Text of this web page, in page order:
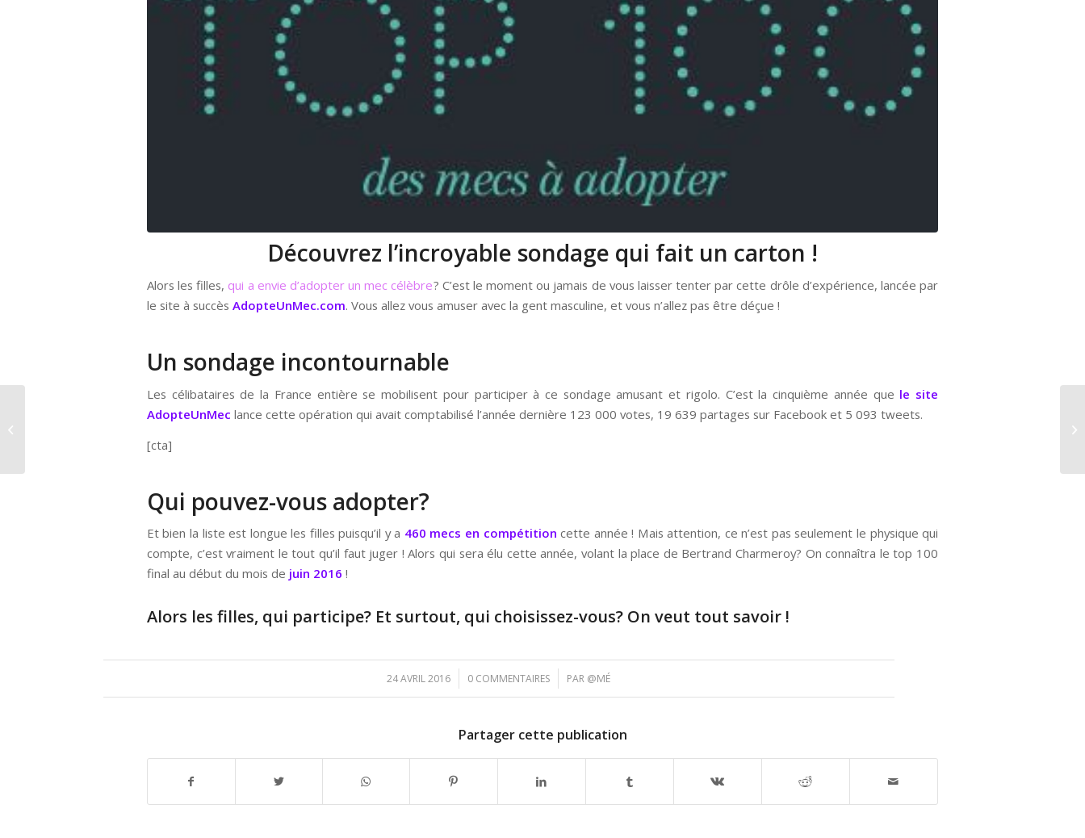
Découvrez l’incroyable sondage qui fait un carton !
Alors les filles,qui a envie d’adopter un mec célèbre? C’est le moment ou jamais de vous laisser tenter par cette drôle d’expérience, lancée par
le site à succès AdopteUnMec.com. Vous allez vous amuser avec la gent masculine, et vous n’allez pas être déçue !
Un sondage incontournable
Les célibataires de la France entière se mobilisent pour participer à ce sondage amusant et rigolo. C’est la cinquième année que le site
AdopteUnMec lance cette opération qui avait comptabilisé l’année dernière 123 000 votes, 19 639 partages sur Facebook et 5 093 tweets.
[cta]
Qui pouvez-vous adopter?
Et bien la liste est longue les filles puisqu’il y a 460 mecs en compétition cette année ! Mais attention, ce n’est pas seulement le physique qui
compte, c’est vraiment le tout qu’il faut juger ! Alors qui sera élu cette année, volant la place de Bertrand Charmeroy? On connaîtra le top 100
final au début du mois de juin 2016 !
Alors les filles, qui participe? Et surtout, qui choisissez-vous? On veut tout savoir !
24 AVRIL 2016
/ 0 COMMENTAIRES
/ PAR @MÉ
Partager cette publication